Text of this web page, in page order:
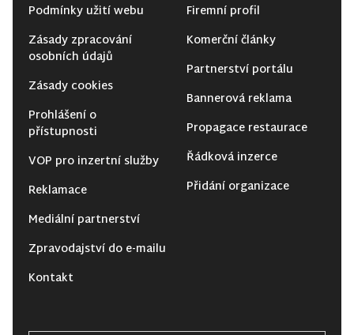
Podmínky užití webu
Zásady zpracování
osobních údajů
Zásady cookies
Prohlášení o
přístupnosti
VOP pro inzertní služby
Reklamace
Mediální partnerství
Zpravodajství do e-mailu
Kontakt
Firemní profil
Komerční články
Partnerství portálu
Bannerová reklama
Propagace restaurace
Řádková inzerce
Přidání organizace